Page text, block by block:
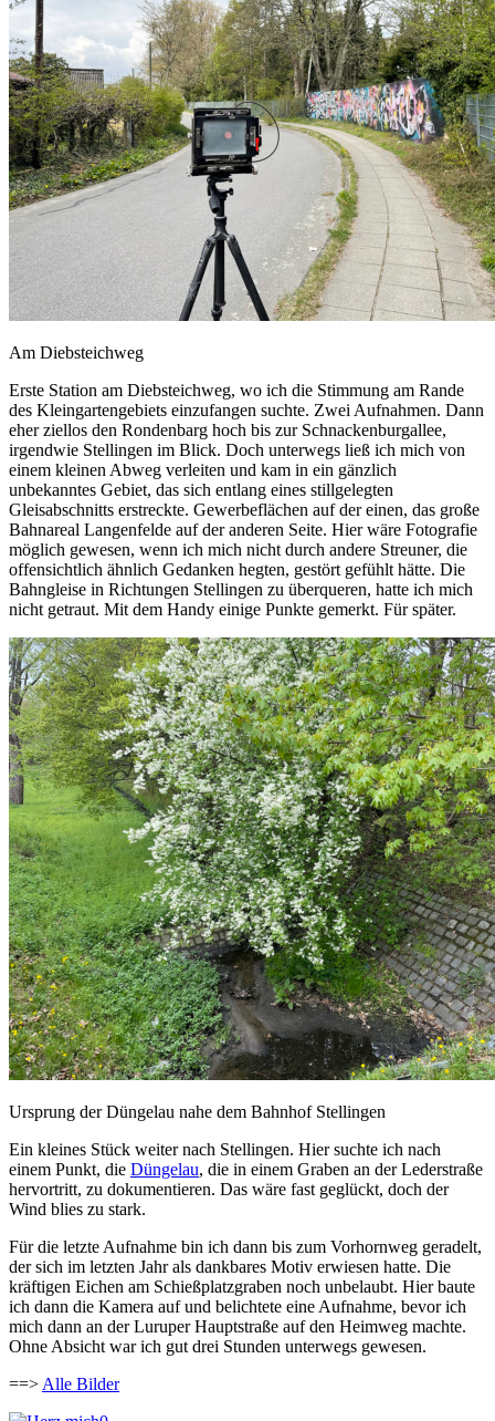
Am Diebsteichweg
Erste Station am Diebsteichweg, wo ich die Stimmung am Rande
des Kleingartengebiets einzufangen suchte. Zwei Aufnahmen. Dann
eher ziellos den Rondenbarg hoch bis zur Schnackenburgallee,
irgendwie Stellingen im Blick. Doch unterwegs ließ ich mich von
einem kleinen Abweg verleiten und kam in ein gänzlich
unbekanntes Gebiet, das sich entlang eines stillgelegten
Gleisabschnitts erstreckte. Gewerbeflächen auf der einen, das große
Bahnareal Langenfelde auf der anderen Seite. Hier wäre Fotografie
möglich gewesen, wenn ich mich nicht durch andere Streuner, die
offensichtlich ähnlich Gedanken hegten, gestört gefühlt hätte. Die
Bahngleise in Richtungen Stellingen zu überqueren, hatte ich mich
nicht getraut. Mit dem Handy einige Punkte gemerkt. Für später.
Ursprung der Düngelau nahe dem Bahnhof Stellingen
Ein kleines Stück weiter nach Stellingen. Hier suchte ich nach
einem Punkt, die Düngelau, die in einem Graben an der Lederstraße
hervortritt, zu dokumentieren. Das wäre fast geglückt, doch der
Wind blies zu stark.
Für die letzte Aufnahme bin ich dann bis zum Vorhornweg geradelt,
der sich im letzten Jahr als dankbares Motiv erwiesen hatte. Die
kräftigen Eichen am Schießplatzgraben noch unbelaubt. Hier baute
ich dann die Kamera auf und belichtete eine Aufnahme, bevor ich
mich dann an der Luruper Hauptstraße auf den Heimweg machte.
Ohne Absicht war ich gut drei Stunden unterwegs gewesen.
==> Alle Bilder